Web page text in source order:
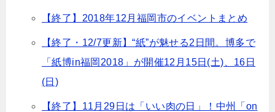
【終了】2018年12月福岡市のイベントまとめ
【終了・12/7更新】“紙”が魅せる2日間。博多で
「紙博in福岡2018」が開催12月15日(土)、16日
(日)
【終了】11月29日は「いい肉の日」！中州「on